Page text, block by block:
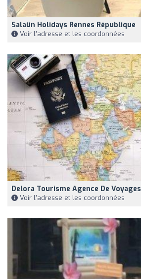
Salaün Holidays Rennes République
Voir l'adresse et les coordonnées
Delora Tourisme Agence De Voyages
Voir l'adresse et les coordonnées